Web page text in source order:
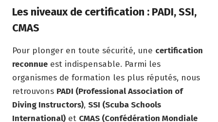
Les niveaux de certification : PADI, SSI,
CMAS
Pour plonger en toute sécurité, une certification
reconnue est indispensable. Parmi les
organismes de formation les plus réputés, nous
retrouvons PADI (Professional Association of
Diving Instructors), SSI (Scuba Schools
International) et CMAS (Confédération Mondiale